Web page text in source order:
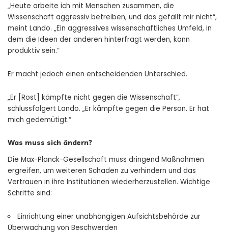
„Heute arbeite ich mit Menschen zusammen, die
Wissenschaft aggressiv betreiben, und das gefällt mir nicht“,
meint Lando. „Ein aggressives wissenschaftliches Umfeld, in
dem die Ideen der anderen hinterfragt werden, kann
produktiv sein.“
Er macht jedoch einen entscheidenden Unterschied.
„Er [Rost] kämpfte nicht gegen die Wissenschaft“,
schlussfolgert Lando. „Er kämpfte gegen die Person. Er hat
mich gedemütigt.“
Was muss sich ändern?
Die Max-Planck-Gesellschaft muss dringend Maßnahmen
ergreifen, um weiteren Schaden zu verhindern und das
Vertrauen in ihre Institutionen wiederherzustellen. Wichtige
Schritte sind:
Einrichtung einer unabhängigen Aufsichtsbehörde zur
Überwachung von Beschwerden